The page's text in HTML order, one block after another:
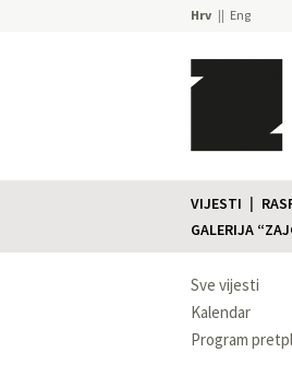
Hrv Eng
VIJESTI
GALERIJA
Sve vijesti
Kalendar
Program